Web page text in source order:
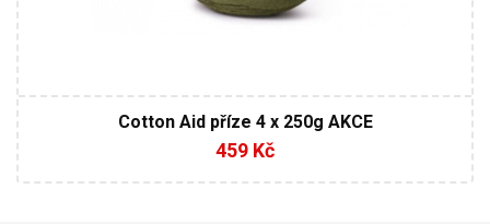
Cotton Aid příze 4 x 250g AKCE
459 Kč